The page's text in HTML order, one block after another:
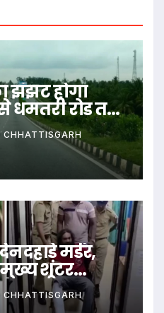
झंझट होगा
धमतरी रोड तक
CHHATTISGARH
मर्डर,
शूटर
CHHATTISGARH